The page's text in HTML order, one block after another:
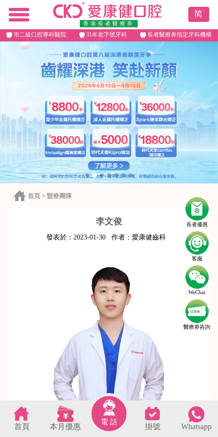
香港長者醫療券
简
市二級口腔專科醫院 31年老字號牙科 長者醫療券指定牙科機構
長者優惠
客服
WeChat
醫療劵咨詢
首頁 > 毉療團隊
李文俊
發表於： 2023-01-30 作者： 愛康健齒科
首頁 本月優惠
電 話
掛號 Whatsapp